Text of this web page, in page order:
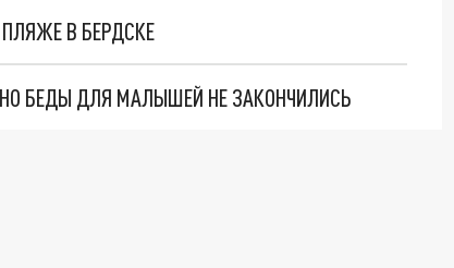
В БЕРДСКЕ
БЕДЫ ДЛЯ МАЛЫШЕЙ НЕ ЗАКОНЧИЛИСЬ